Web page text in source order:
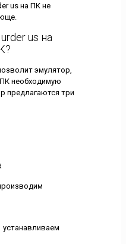
us на ПК не
us на
эмулятор,
необходимую
предлагаются три